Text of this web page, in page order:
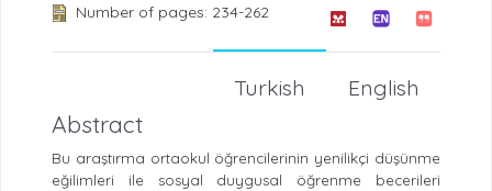
Number of pages: 234-262
English
Turkish
Abstract
Bu araştırma ortaokul öğrencilerinin yenilikçi düşünme
eğilimleri ile sosyal duygusal öğrenme becerileri